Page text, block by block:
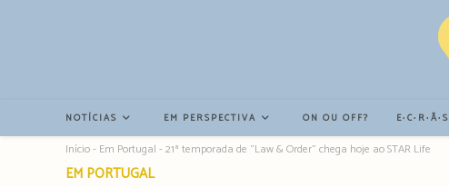
NOTÍCIAS EM PERSPECTIVA ON OU OFF? E∙C∙R∙Ã∙S
Início- Em Portugal -21ª temporada de “Law & Order” chega hoje ao STAR Life
Post
EM PORTUGAL